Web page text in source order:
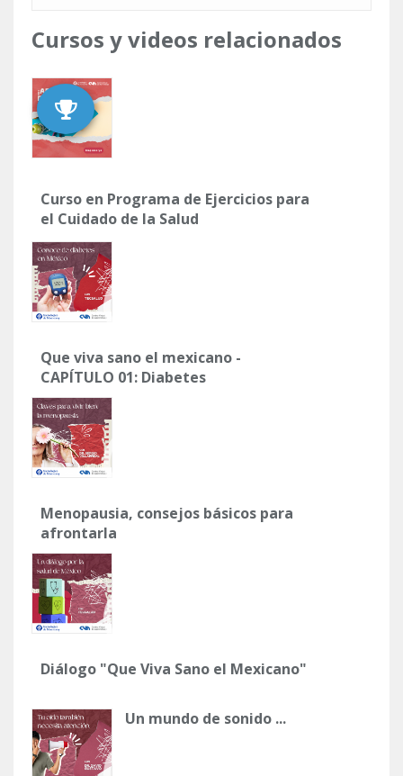
Cursos y videos relacionados
Curso en Programa de Ejercicios para
el Cuidado de la Salud
Que viva sano el mexicano -
CAPÍTULO 01: Diabetes
Menopausia, consejos básicos para
afrontarla
Diálogo "Que Viva Sano el Mexicano"
Un mundo de sonido ...